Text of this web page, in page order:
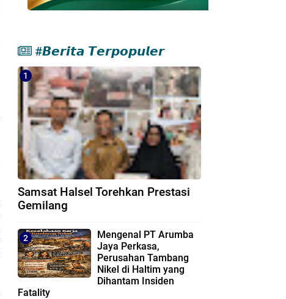
#𝘽𝙚𝙧𝙞𝙩𝙖 𝙏𝙚𝙧𝙥𝙤𝙥𝙪𝙡𝙚𝙧
Samsat Halsel Torehkan Prestasi
Gemilang
Mengenal PT Arumba
Jaya Perkasa,
Perusahan Tambang
Nikel di Haltim yang
Dihantam Insiden
Fatality